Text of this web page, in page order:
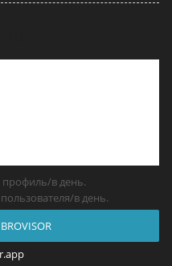
профиль/в день.
пользователя/в день.